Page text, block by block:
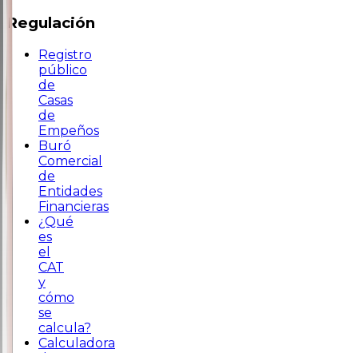
Regulación
Registro
público
de
Casas
de
Empeños
Buró
Comercial
de
Entidades
Financieras
¿Qué
es
el
CAT
y
cómo
se
calcula?
Calculadora